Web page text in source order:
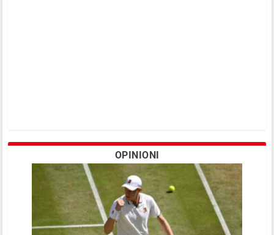
OPINIONI